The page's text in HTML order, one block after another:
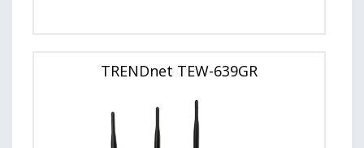
TRENDnet TEW-639GR